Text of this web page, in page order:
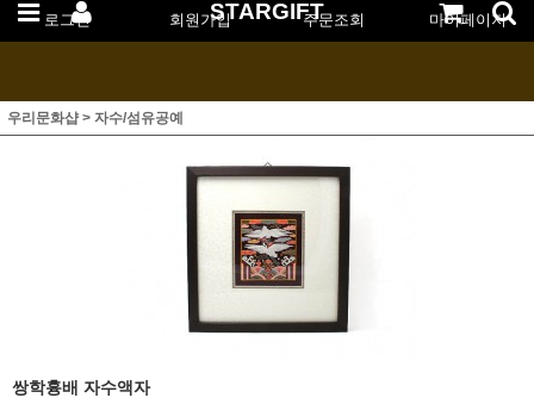
로그인 회원가입 주문조회 마이페이지
STARGIFT
우리문화샵> 자수/섬유공예
쌍학흉배 자수액자